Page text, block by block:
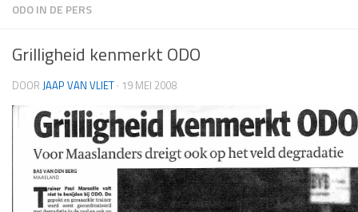
ODO IN DE PERS
Grilligheid kenmerkt ODO
DOOR JAAP VAN VLIET · 19 MEI 2008